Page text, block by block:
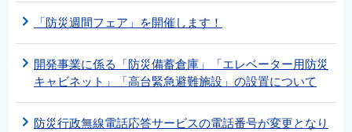
「防災週間フェア」を開催します！
開発事業に係る「防災備蓄倉庫」「エレベーター用防災
キャビネット」「高台緊急避難施設」の設置について
防災行政無線電話応答サービスの電話番号が変更となり